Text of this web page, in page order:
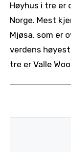
Høyhus i tre er
Norge. Mest
Mjøsa, som er
verdens
tre er Valle